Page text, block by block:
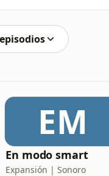
EM
En modo smart
Expansión | Sonoro